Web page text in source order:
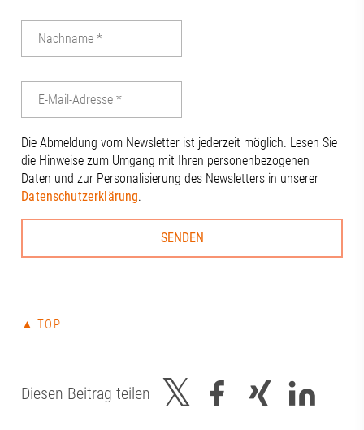
Die Abmeldung vom Newsletter ist jederzeit möglich. Lesen Sie
die Hinweise zum Umgang mit Ihren personenbezogenen
Daten und zur Personalisierung des Newsletters in unserer
Datenschutzerklärung.
▲ TOP
Diesen Beitrag teilen